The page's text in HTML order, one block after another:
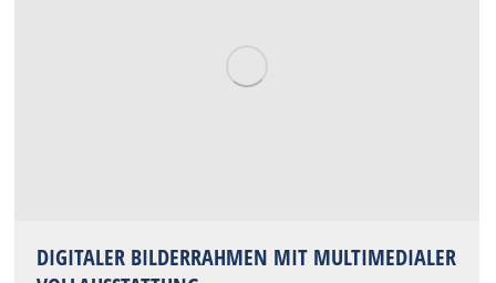
DIGITALER BILDERRAHMEN MIT MULTIMEDIALER